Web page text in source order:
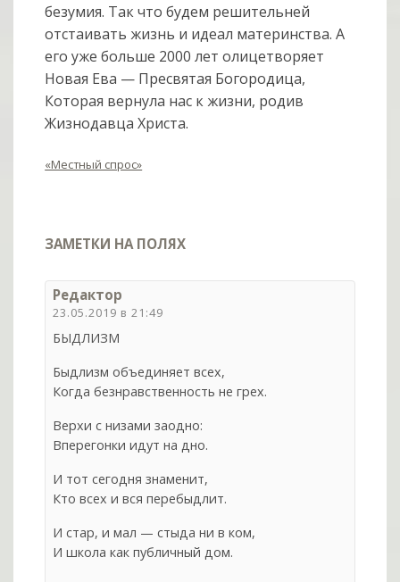
безумия. Так что будем решительней
отстаивать жизнь и идеал материнства. А
его уже больше 2000 лет олицетворяет
Новая Ева — Пресвятая Богородица,
Которая вернула нас к жизни, родив
Жизнодавца Христа.
«Местный спрос»
ЗАМЕТКИ НА ПОЛЯХ
Редактор
23.05.2019 в 21:49
БЫДЛИЗМ
Быдлизм объединяет всех,
Когда безнравственность не грех.
Верхи с низами заодно:
Вперегонки идут на дно.
И тот сегодня знаменит,
Кто всех и вся перебыдлит.
И стар, и мал — стыда ни в ком,
И школа как публичный дом.